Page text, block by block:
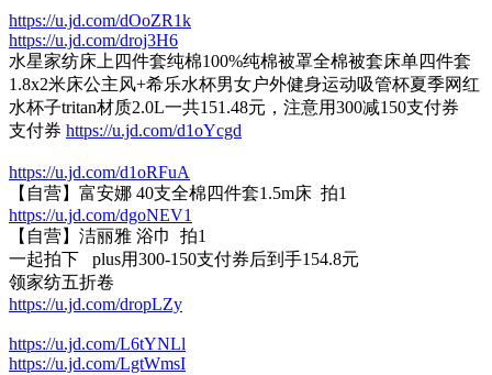
https://u.jd.com/dOoZR1k
https://u.jd.com/droj3H6
水星家纺床上四件套纯棉100%纯棉被罩全棉被套床单四件套
1.8x2米床公主风+希乐水杯男女户外健身运动吸管杯夏季网红
水杯子tritan材质2.0L一共151.48元，注意用300减150支付券
支付券 https://u.jd.com/d1oYcgd
https://u.jd.com/d1oRFuA
【自营】富安娜 40支全棉四件套1.5m床 拍1
https://u.jd.com/dgoNEV1
【自营】洁丽雅 浴巾 拍1
一起拍下 plus用300-150支付券后到手154.8元
领家纺五折卷
https://u.jd.com/dropLZy
https://u.jd.com/L6tYNLl
https://u.jd.com/LgtWmsI